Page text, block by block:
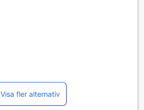
Visa fler alternativ